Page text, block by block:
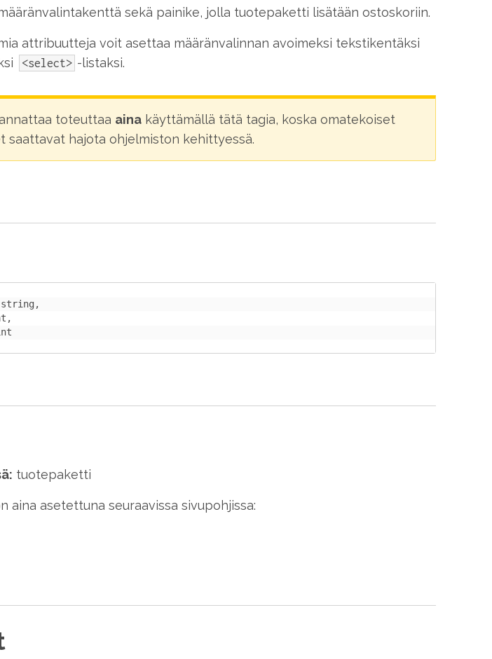
sekä painike, jolla tuotepaketti lisätään ostoskoriin.
attribuutteja voit asettaa määränvalinnan avoimeksi tekstikentäksi
<select> -listaksi.
toteuttaa aina käyttämällä tätä tagia, koska omatekoiset
saattavat hajota ohjelmiston kehittyessä.
tuotepaketti
aina asetettuna seuraavissa sivupohjissa: